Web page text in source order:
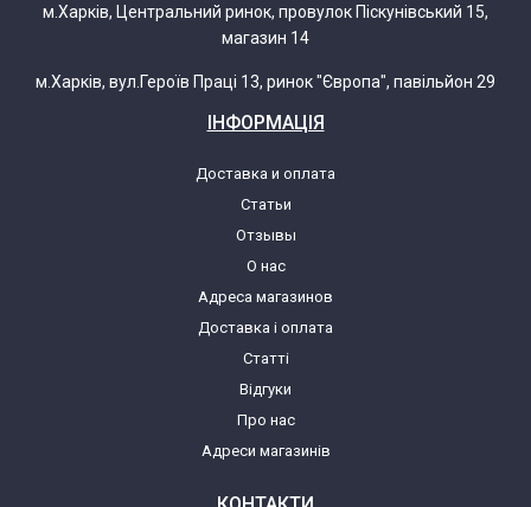
м.Харків, Центральний ринок, провулок Піскунівський 15,
магазин 14
м.Харків, вул.Героїв Праці 13, ринок "Європа", павільйон 29
ІНФОРМАЦІЯ
Доставка и оплата
Статьи
Отзывы
О нас
Адреса магазинов
Доставка і оплата
Статті
Відгуки
Про нас
Адреси магазинів